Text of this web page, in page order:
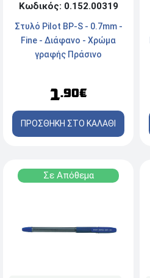
Κωδικός: 0.152.00319
Στυλό Pilot BP-S - 0.7mm -
Fine - Διάφανο - Χρώμα
γραφής Πράσινο
1.90€
ΠΡΟΣΘΗΚΗ ΣΤΟ ΚΑΛΑΘΙ
Σε Απόθεμα